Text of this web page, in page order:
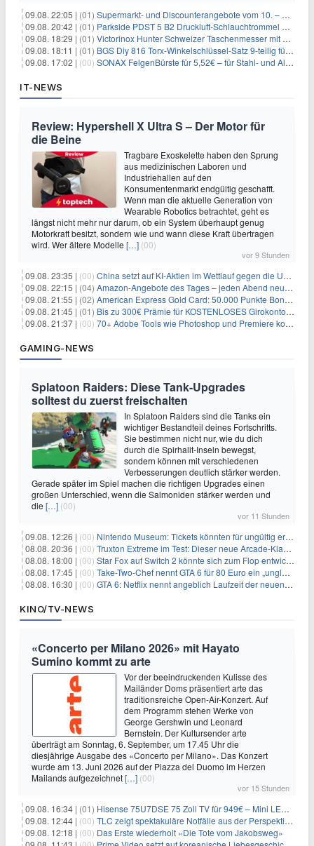
09.08. 22:05 | (01) Supermarkt- und Discounterangebote vom 10. – 15.08.2026
09.08. 20:42 | (01) Parkside PDST 5 B2 Druckluft-Schlauchtrommel mit 10 m Schlauch für 25,94€
09.08. 18:29 | (01) Victorinox Hunter Schweizer Taschenmesser mit 12 Funktionen für 43,99€
09.08. 18:11 | (01) BGS Diy 816 Torx-Winkelschlüssel-Satz 9-teilig für 6,45€
09.08. 17:02 | (00) SONAX FelgenBürste für 5,52€ – für Stahl- und Alufelgen
IT-NEWS
Review: Hypershell X Ultra S – Der Motor für
die Beine
Tragbare Exoskelette haben den Sprung
aus medizinischen Laboren und
Industriehallen auf den
Konsumentenmarkt endgültig geschafft.
Wenn man die aktuelle Generation von
Wearable Robotics betrachtet, geht es
längst nicht mehr nur darum, ob ein System überhaupt genug
Motorkraft besitzt, sondern wie und wann diese Kraft übertragen
wird. Wer ältere Modelle […] (00)
vor 9 Stunden
09.08. 23:35 | (00) China setzt auf KI-Aktien im Wettlauf gegen die USA um Chip- und Technologiedominanz
09.08. 22:15 | (04) Amazon-Angebote des Tages – jeden Abend neue Deals zum Stöbern
09.08. 21:55 | (02) American Express Gold Card: 50.000 Punkte Bonus + Metall-Kreditkarte
09.08. 21:45 | (01) Bis zu 300€ Prämie für KOSTENLOSES Girokonto bei der Santander – 50€ schon nach 1 Woche!
09.08. 21:37 | (00) 70+ Adobe Tools wie Photoshop und Premiere kostenlos in ChatGPT
GAMING-NEWS
Splatoon Raiders: Diese Tank-Upgrades
solltest du zuerst freischalten
In Splatoon Raiders sind die Tanks ein
wichtiger Bestandteil deines Fortschritts.
Sie bestimmen nicht nur, wie du dich
durch die Spirhalit-Inseln bewegst,
sondern können mit verschiedenen
Verbesserungen deutlich stärker werden.
Gerade später im Spiel machen die richtigen Upgrades einen
großen Unterschied, wenn die Salmoniden stärker werden und
die […] (00)
vor 11 Stunden
09.08. 12:26 | (00) Nintendo Museum: Tickets könnten für ungültig erklärt werden!
08.08. 20:36 | (00) Truxton Extreme im Test: Dieser neue Arcade-Klassiker verzeiht dir gar nichts
08.08. 18:00 | (00) Star Fox auf Switch 2 könnte sich zum Flop entwickeln
08.08. 17:45 | (00) Take-Two-Chef nennt GTA 6 für 80 Euro ein „unglaubliches Schnäppchen“
08.08. 16:30 | (00) GTA 6: Netflix nennt angeblich Laufzeit der neuen Gameplay-Präsentation
KINO/TV-NEWS
«Concerto per Milano 2026» mit Hayato
Sumino kommt zu arte
Vor der beeindruckenden Kulisse des
Mailänder Doms präsentiert arte das
traditionsreiche Open-Air-Konzert. Auf
dem Programm stehen Werke von
George Gershwin und Leonard
Bernstein. Der Kultursender arte
überträgt am Sonntag, 6. September, um 17.45 Uhr die
diesjährige Ausgabe des «Concerto per Milano». Das Konzert
wurde am 13. Juni 2026 auf der Piazza del Duomo im Herzen
Mailands aufgezeichnet[…] (00)
vor 15 Stunden
09.08. 16:34 | (01) Hisense 75U7DSE 75 Zoll TV für 949€ – Mini LED, 144Hz, 2026
09.08. 12:44 | (00) TLC zeigt spektakuläre Notfälle aus der Perspektive der Patienten
09.08. 12:18 | (00) Das Erste wiederholt «Die Tote vom Jakobsweg»